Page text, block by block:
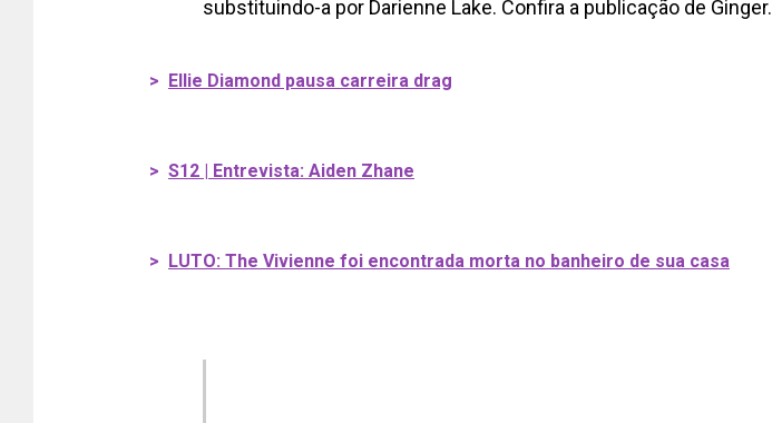
substituindo-a por Darienne Lake. Confira a publicação de Ginger.
> Ellie Diamond pausa carreira drag
> S12 | Entrevista: Aiden Zhane
> LUTO: The Vivienne foi encontrada morta no banheiro de sua casa